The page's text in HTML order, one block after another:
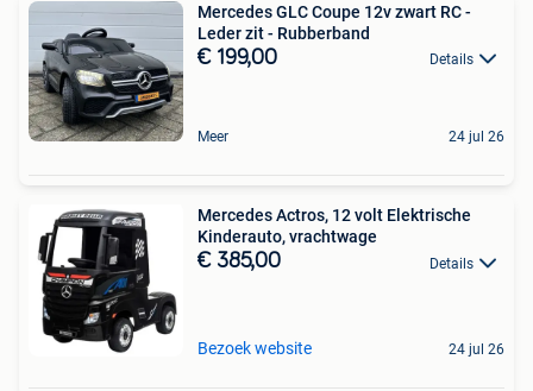
Mercedes GLC Coupe 12v zwart RC -
Leder zit - Rubberband
€ 199,00 Details
Meer 24 jul 26
Mercedes Actros, 12 volt Elektrische
Kinderauto, vrachtwage
€ 385,00 Details
Bezoek website 24 jul 26